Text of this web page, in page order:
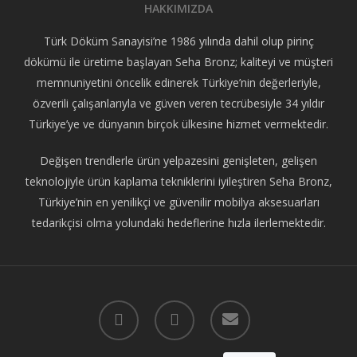
HAKKIMIZDA
Türk Döküm Sanayisi’ne 1986 yılında dahil olup pirinç
dökümü ile üretime başlayan Seha Bronz; kaliteyi ve müşteri
memnuniyetini öncelik edinerek Türkiye’nin değerleriyle,
özverili çalışanlarıyla ve güven veren tecrübesiyle 34 yıldır
Türkiye’ye ve dünyanın birçok ülkesine hizmet vermektedir.
Değişen trendlerle ürün yelpazesini genişleten, gelişen
teknolojiyle ürün kaplama tekniklerini iyileştiren Seha Bronz,
Türkiye’nin en yenilikçi ve güvenilir mobilya aksesuarları
tedarikçisi olma yolundaki hedeflerine hızla ilerlemektedir.
facebook instagram email